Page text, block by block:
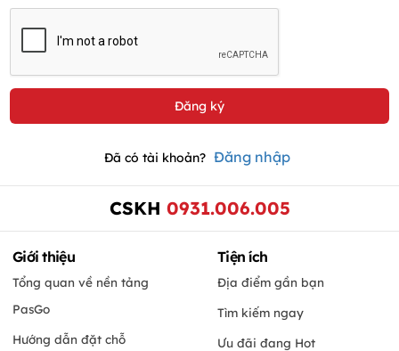
Đã có tài khoản? Đăng nhập
CSKH 0931.006.005
Giới thiệu
Tổng quan về nền tảng
PasGo
Hướng dẫn đặt chỗ
Tiện ích
Địa điểm gần bạn
Tìm kiếm ngay
Ưu đãi đang Hot